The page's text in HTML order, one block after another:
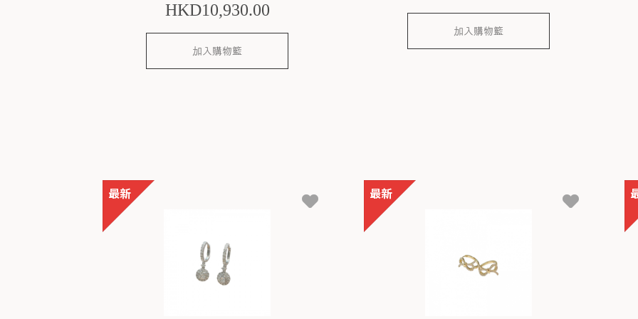
HKD10,930.00
加入購物籃
加入購物籃